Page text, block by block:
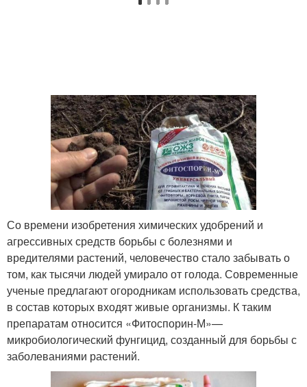
Со времени изобретения химических удобрений и
агрессивных средств борьбы с болезнями и
вредителями растений, человечество стало забывать о
том, как тысячи людей умирало от голода. Современные
ученые предлагают огородникам использовать средства,
в состав которых входят живые организмы. К таким
препаратам относится «Фитоспорин-М»—
микробиологический фунгицид, созданный для борьбы с
заболеваниями растений.